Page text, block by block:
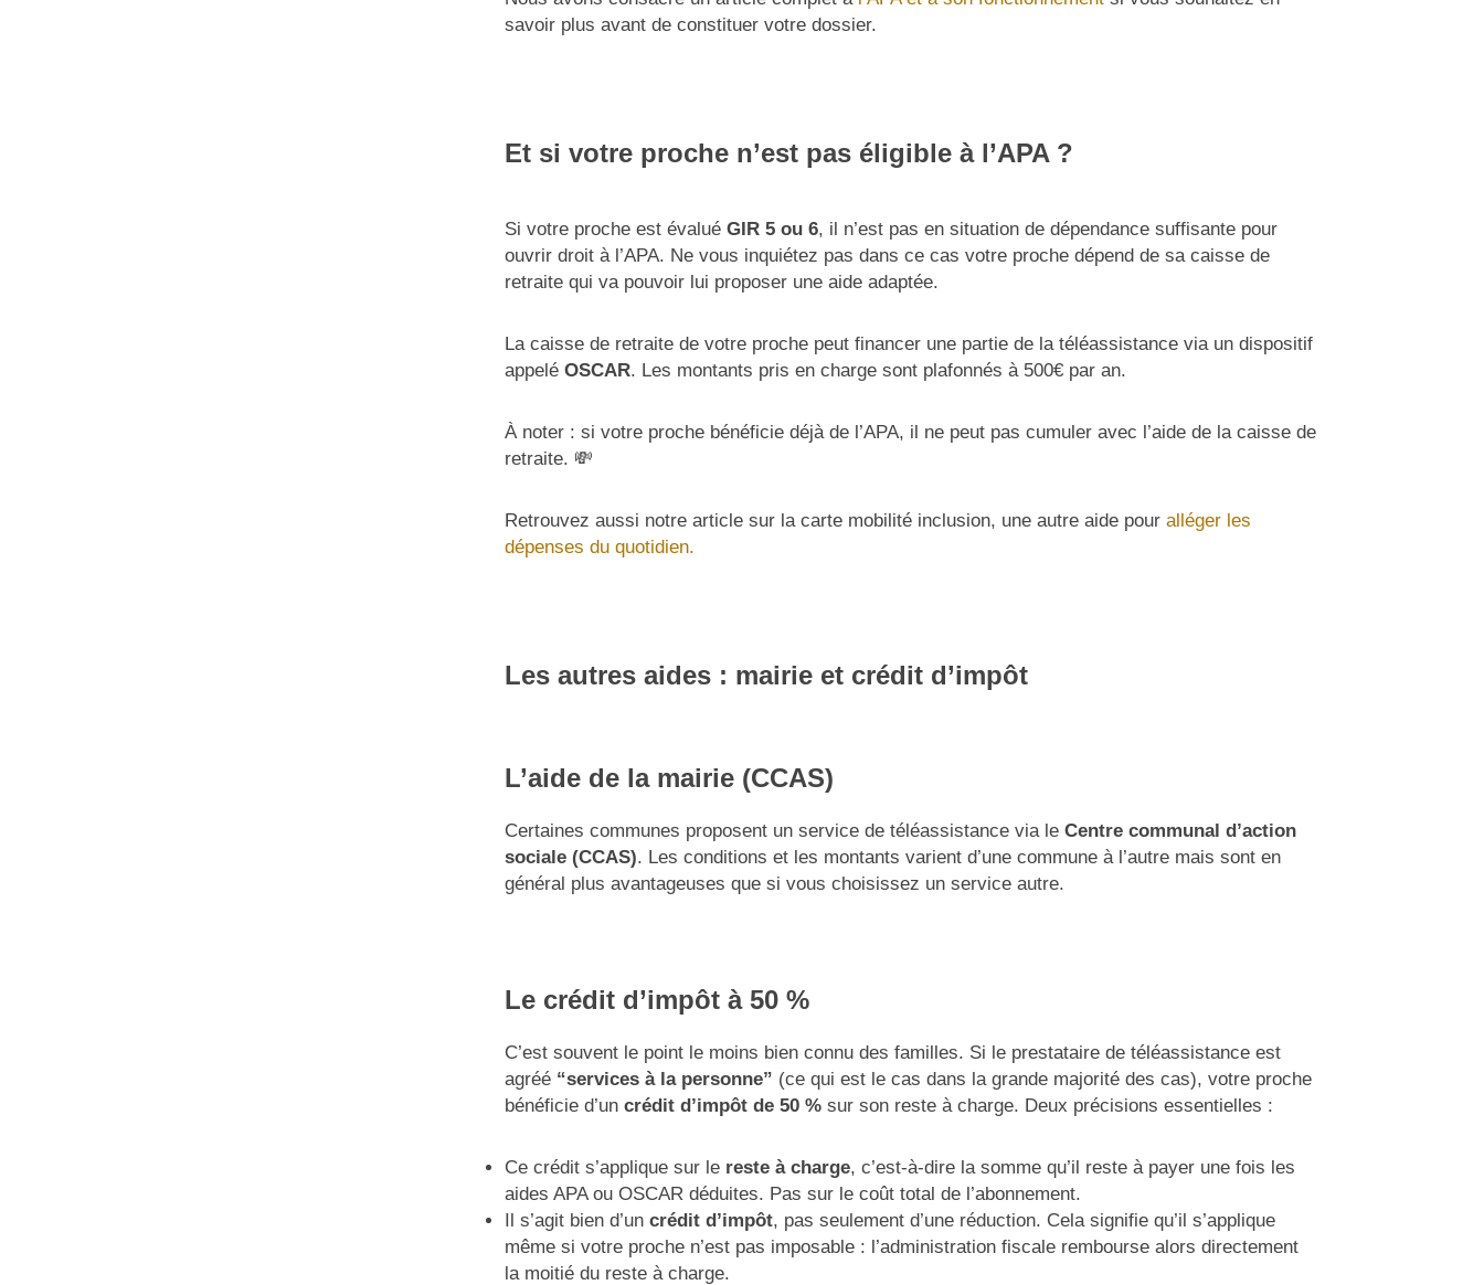
savoir plus avant de constituer votre dossier.
Et si votre proche n’est pas éligible à l’APA ?
Si votre proche est évalué GIR 5 ou 6, il n’est pas en situation de dépendance suffisante pour
ouvrir droit à l’APA. Ne vous inquiétez pas dans ce cas votre proche dépend de sa caisse de
retraite qui va pouvoir lui proposer une aide adaptée.
La caisse de retraite de votre proche peut financer une partie de la téléassistance via un dispositif
appelé OSCAR. Les montants pris en charge sont plafonnés à 500€ par an.
À noter : si votre proche bénéficie déjà de l’APA, il ne peut pas cumuler avec l’aide de la caisse de
retraite. 💸
Retrouvez aussi notre article sur la carte mobilité inclusion, une autre aide pouralléger les
dépenses du quotidien.
Les autres aides : mairie et crédit d’impôt
L’aide de la mairie (CCAS)
Certaines communes proposent un service de téléassistance via le Centre communal d’action
sociale (CCAS). Les conditions et les montants varient d’une commune à l’autre mais sont en
général plus avantageuses que si vous choisissez un service autre.
Le crédit d’impôt à 50 %
C’est souvent le point le moins bien connu des familles. Si le prestataire de téléassistance est
agréé “services à la personne” (ce qui est le cas dans la grande majorité des cas), votre proche
bénéficie d’un crédit d’impôt de 50 %sur son reste à charge. Deux précisions essentielles :
Ce crédit s’applique sur le reste à charge, c’est-à-dire la somme qu’il reste à payer une fois les
aides APA ou OSCAR déduites. Pas sur le coût total de l’abonnement.
Il s’agit bien d’un crédit d’impôt, pas seulement d’une réduction. Cela signifie qu’il s’applique
même si votre proche n’est pas imposable : l’administration fiscale rembourse alors directement
la moitié du reste à charge.